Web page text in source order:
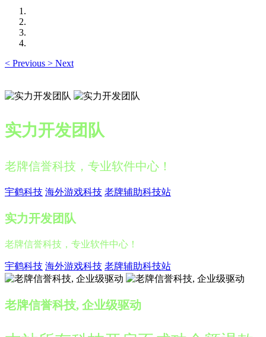
< Previous > Next
实力开发团队
老牌信誉科技，专业软件中心！
宇鹤科技 海外游戏科技 老牌辅助科技站
实力开发团队
老牌信誉科技，专业软件中心！
宇鹤科技 海外游戏科技 老牌辅助科技站
老牌信誉科技, 企业级驱动